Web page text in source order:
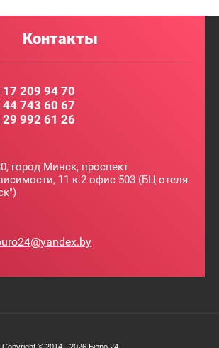
Контакты
17 209 94 70
44 743 60 67
29 992 61 26
город Минск, проспект
11 к.2 офис 503 (БЦ отеля